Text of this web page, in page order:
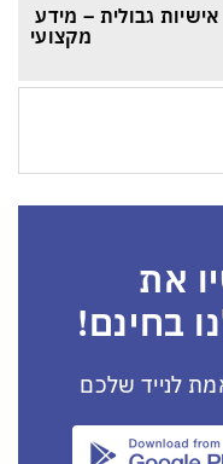
אישיות גבולית – מידע
מקצועי
את
בחינם!
לנייד שלכם